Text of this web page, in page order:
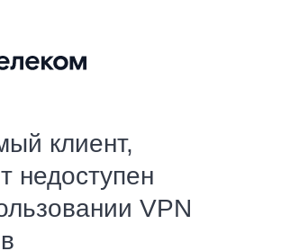
клиент,
недоступен
VPN